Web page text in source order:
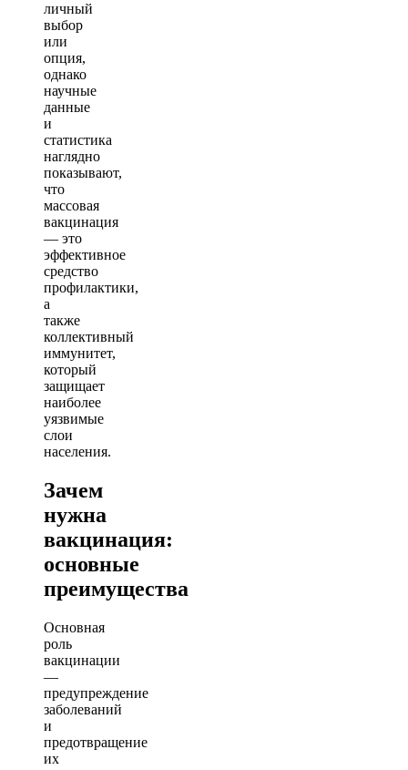
личный
выбор
или
опция,
однако
научные
данные
и
статистика
наглядно
показывают,
что
массовая
вакцинация
— это
эффективное
средство
профилактики,
а
также
коллективный
иммунитет,
который
защищает
наиболее
уязвимые
слои
населения.
Зачем
нужна
вакцинация:
основные
преимущества
Основная
роль
вакцинации
—
предупреждение
заболеваний
и
предотвращение
их